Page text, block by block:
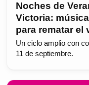
Noches de
Victoria:
para rematar el
Un ciclo amplio con
11 de septiembre.